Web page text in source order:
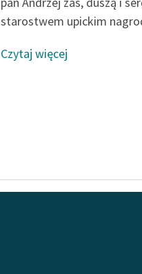
starostwem upickim
Czytaj więcej